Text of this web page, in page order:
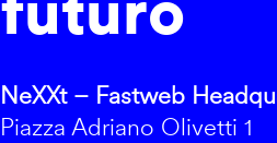
NeXXt – Fastweb
Piazza Adriano Olivetti 1